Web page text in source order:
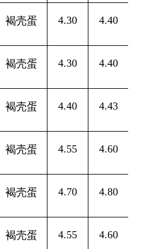
褐壳蛋 4.30 4.40
褐壳蛋 4.30 4.40
褐壳蛋 4.40 4.43
褐壳蛋 4.55 4.60
褐壳蛋 4.70 4.80
褐壳蛋 4.55 4.60